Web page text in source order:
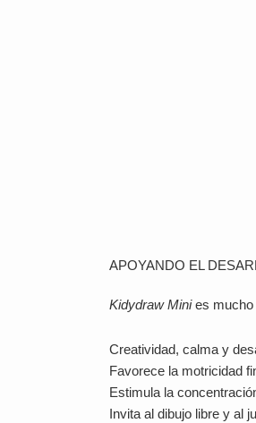
APOYANDO EL
Kidydraw Minies mucho
Creatividad, calma y
Favorece la motricidad
Estimula la
Invita al dibujo libre y al